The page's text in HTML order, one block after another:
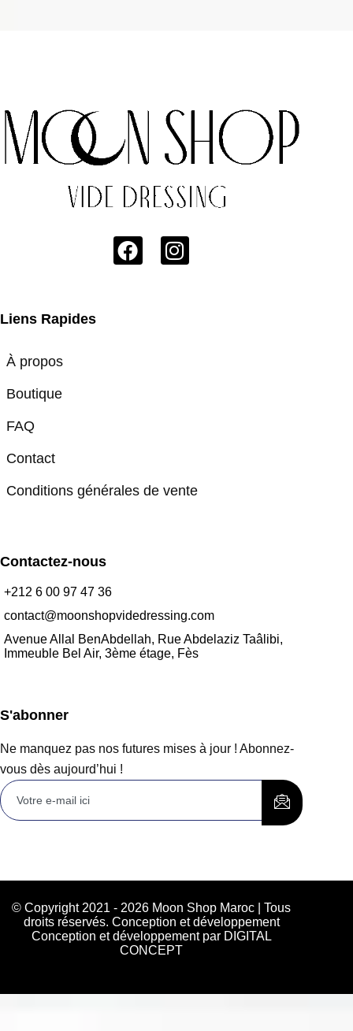
Liens Rapides
À propos
Boutique
FAQ
Contact
Conditions générales de vente
Contactez-nous
+212 6 00 97 47 36
contact@moonshopvidedressing.com
Avenue Allal BenAbdellah, Rue Abdelaziz Taâlibi,
Immeuble Bel Air, 3ème étage, Fès
S'abonner
Ne manquez pas nos futures mises à jour ! Abonnez-
vous dès aujourd’hui !
© Copyright 2021 - 2026 Moon Shop Maroc | Tous
droits réservés. Conception et développement
Conception et développement par DIGITAL
CONCEPT